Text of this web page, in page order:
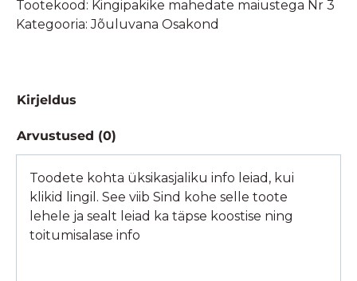
Tootekood: Kingipakike mahedate maiustega Nr 3
Kategooria:Jõuluvana Osakond
Kirjeldus
Arvustused (0)
Toodete kohta üksikasjaliku info leiad, kui
klikid lingil. See viib Sind kohe selle toote
lehele ja sealt leiad ka täpse koostise ning
toitumisalase info